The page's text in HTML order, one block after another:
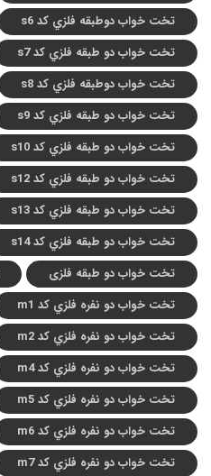
تخت خواب دوطبقه فلزي کد s6
تخت خواب دو طبقه فلزي کد s7
تخت خواب دوطبقه فلزي کد s8
تخت خواب دو طبقه فلزي کد s9
تخت خواب دو طبقه فلزي کد s10
تخت خواب دو طبقه فلزي کد s12
تخت خواب دو طبقه فلزي کد s13
تخت خواب دو طبقه فلزي کد s14
تخت خواب دو طبقه فلزی
تخت خواب دو نفره فلزي کد m1
تخت خواب دو نفره فلزي کد m2
تخت خواب دو نفره فلزي کد m4
تخت خواب دو نفره فلزي کد m5
تخت خواب دو نفره فلزي کد m6
تخت خواب دو نفره فلزي کد m7